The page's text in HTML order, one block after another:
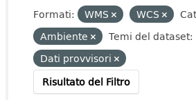
Formati: WMS WCS
Ambiente
Temi del dataset:
Dati provvisori
Risultato del Filtro